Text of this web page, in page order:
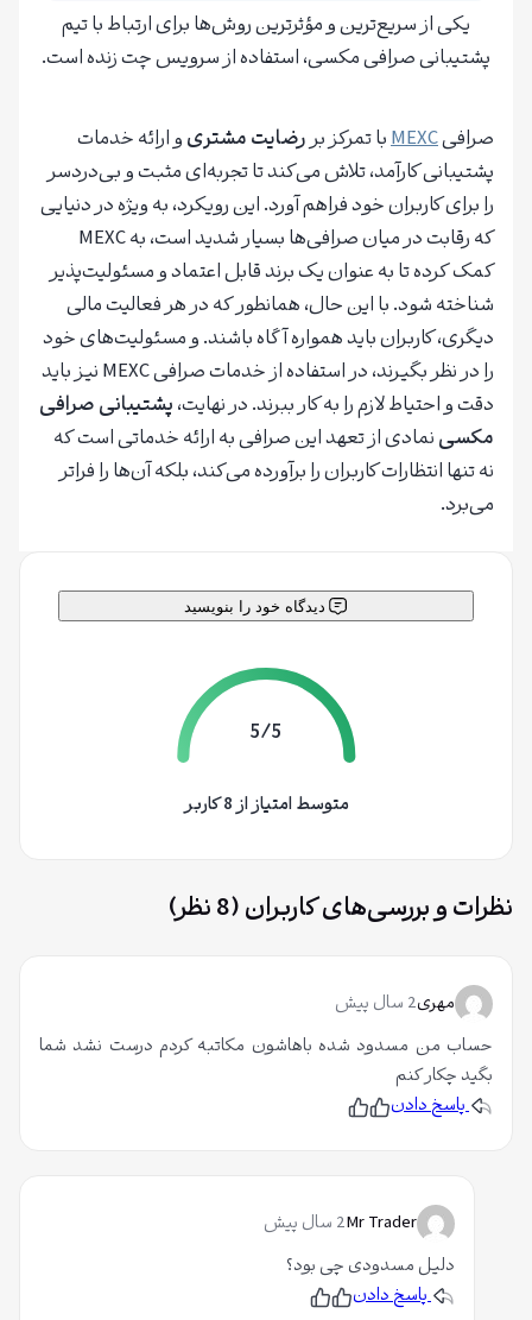
یکی از سریع‌ترین و مؤثرترین روش‌ها برای ارتباط با تیم
پشتیبانی صرافی مکسی، استفاده از سرویس چت زنده است.
صرافیMEXCبا تمرکز بررضایت مشتریو ارائه خدمات
پشتیبانی کارآمد، تلاش می‌کند تا تجربه‌ای مثبت و بی‌دردسر
را برای کاربران خود فراهم آورد. این رویکرد، به ویژه در دنیایی
که رقابت در میان صرافی‌ها بسیار شدید است، به MEXC
کمک کرده تا به عنوان یک برند قابل اعتماد و مسئولیت‌پذیر
شناخته شود. با این حال، همانطور که در هر فعالیت مالی
دیگری، کاربران باید همواره آگاه باشند. و مسئولیت‌های خود
را در نظر بگیرند، در استفاده از خدمات صرافی MEXC نیز باید
دقت و احتیاط لازم را به کار ببرند. در نهایت،پشتیبانی صرافی
مکسینمادی از تعهد این صرافی به ارائه خدماتی است که
نه تنها انتظارات کاربران را برآورده می‌کند، بلکه آن‌ها را فراتر
می‌برد.
دیدگاه خود را بنویسید
5/5
متوسط امتیاز از 8 کاربر
نظرات و بررسی‌های کاربران (8 نظر)
مهری2 سال پیش
حساب من مسدود شده باهاشون مکاتبه کردم درست نشد شما
بگید چکار کنم
پاسخ دادنپ
م
ن
د
م
Mr Trader2 سال پیش
دلیل مسدودی چی بود؟
پاسخ دادنپ ن